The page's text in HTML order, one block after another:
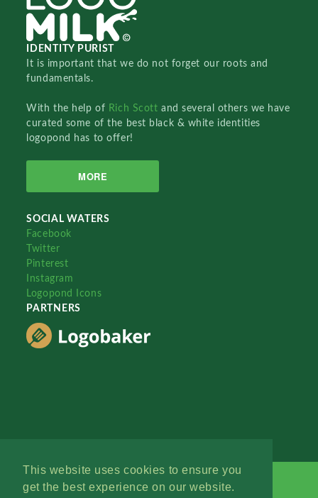
This website uses cookies to ensure you
get the best experience on our website.
IDENTITY PURIST
It is important that we do not forget our roots and
fundamentals.
With the help of Rich Scottand several others we have
curated some of the best black & white identities
logopond has to offer!
MORE
SOCIAL WATERS
Facebook
Twitter
Pinterest
Instagram
Logopond Icons
PARTNERS